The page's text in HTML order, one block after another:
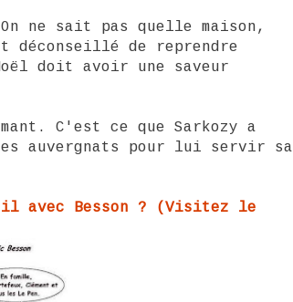
ne sait pas quelle maison,
de reprendre
doit avoir une saveur
C'est ce que Sarkozy a
auvergnats pour lui servir sa
Besson ? (Visitez le